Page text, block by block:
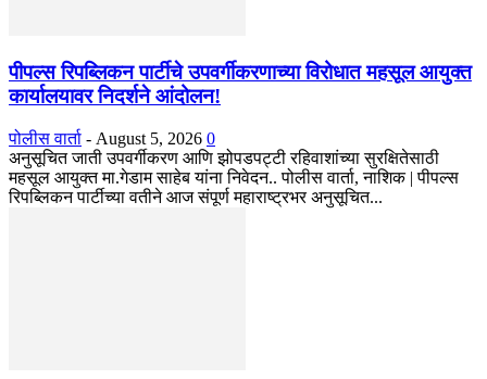
पीपल्स रिपब्लिकन पार्टीचे उपवर्गीकरणाच्या विरोधात महसूल आयुक्त
कार्यालयावर निदर्शने आंदोलन!
पोलीस वार्ता - August 5, 2026 0
अनुसूचित जाती उपवर्गीकरण आणि झोपडपट्टी रहिवाशांच्या सुरक्षितेसाठी
महसूल आयुक्त मा.गेडाम साहेब यांना निवेदन.. पोलीस वार्ता, नाशिक | पीपल्स
रिपब्लिकन पार्टीच्या वतीने आज संपूर्ण महाराष्ट्रभर अनुसूचित...